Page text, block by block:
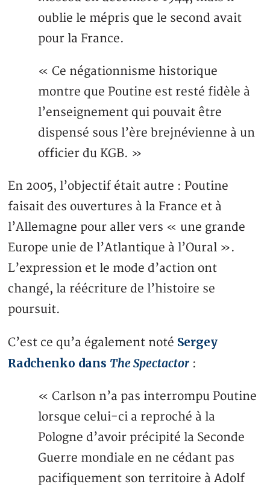
oublie le mépris que le second avait
pour la France.
« Ce négationnisme historique
montre que Poutine est resté fidèle à
l’enseignement qui pouvait être
dispensé sous l’ère brejnévienne à un
officier du KGB. »
En 2005, l’objectif était autre : Poutine
faisait des ouvertures à la France et à
l’Allemagne pour aller vers « une grande
Europe unie de l’Atlantique à l’Oural ».
L’expression et le mode d’action ont
changé, la réécriture de l’histoire se
poursuit.
C’est ce qu’a également noté Sergey
Radchenko dans The Spectactor :
« Carlson n’a pas interrompu Poutine
lorsque celui-ci a reproché à la
Pologne d’avoir précipité la Seconde
Guerre mondiale en ne cédant pas
pacifiquement son territoire à Adolf